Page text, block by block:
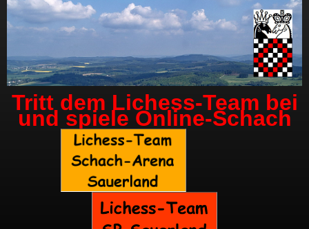
Tritt dem Lichess-Team bei
und spiele Online-Schach